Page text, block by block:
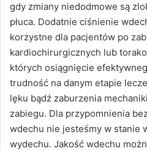
gdy zmiany niedodmowe są
płuca. Dodatnie ciśnienie
korzystne dla pacjentów po
kardiochirurgicznych lub
których osiągnięcie
trudność na danym etapie
lęku bądź zaburzenia
zabiegu. Dla przypomnienia
wdechu nie jesteśmy w stanie
wydechu. Jakość wdechu